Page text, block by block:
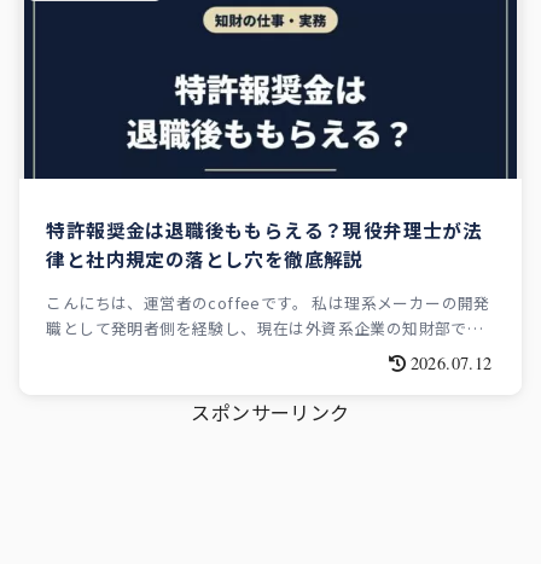
特許報奨金は退職後ももらえる？現役弁理士が法
律と社内規定の落とし穴を徹底解説
こんにちは、運営者のcoffeeです。 私は理系メーカーの開発
職として発明者側を経験し、現在は外資系企業の知財部で弁
理士として働いています。発明者と知財部、両方の立場を経
験したからこそ見える「報奨金の落とし穴」をお伝えしま
2026.07.12
スポンサーリンク